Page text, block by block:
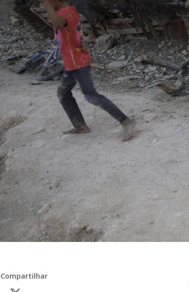
Compartilhar